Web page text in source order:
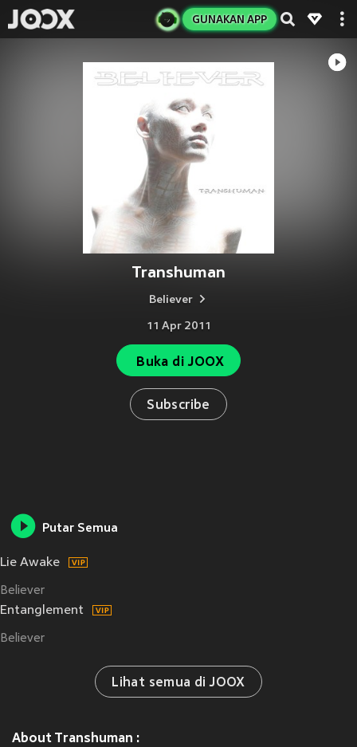
GUNAKAN APP
Transhuman
Believer
11 Apr 2011
Buka di JOOX
Subscribe
Putar Semua
Lie Awake
Believer
Entanglement
Believer
Lihat semua di JOOX
About Transhuman :